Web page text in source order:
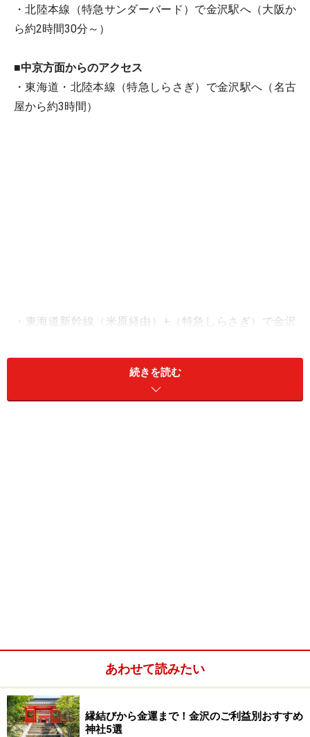
・北陸本線（特急サンダーバード）で金沢駅へ（大阪か
ら約2時間30分～）
■中京方面からのアクセス
・東海道・北陸本線（特急しらさぎ）で金沢駅へ（名古
屋から約3時間）
・東海道新幹線（米原経由）+（特急しらさぎ）で金沢
駅構内にある観光案内所
金沢市の中心部はそれほど広くありません。城下町なの
でお城が中心にあり、その周りをぐるっと囲むように多
続きを読む
あわせて読みたい
縁結びから金運まで！金沢のご利益別おすすめ
神社5選